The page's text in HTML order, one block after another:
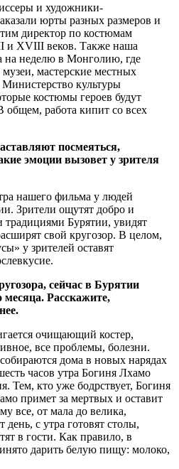
и художники-
юрты разных размеров и
директор по костюмам
и XVIII веков. Также наша
на неделю в Монголию, где
мастерские местных
культуры
костюмы героев будут
работа кипит со всех
посмеяться,
эмоции вызовет у зрителя
нашего фильма у людей
Зрители ощутят добро и
традициями Бурятии, увидят
свой кругозор. В целом,
у зрителей оставят
сейчас в Бурятии
месяца. Расскажите,
очищающий костер,
все проблемы, болезни.
дома в новых нарядах
часов утра Богиня Лхамо
Тем, кто уже бодрствует, Богиня
примет за мертвых и оставит
все, от мала до велика,
день, с утра готовят столы,
в гости. Как правило, в
дарить белую пищу: молоко,